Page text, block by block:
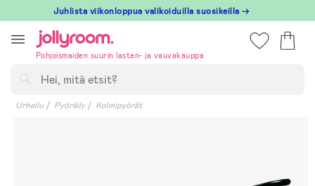
till
innehållet
Juhlista viikonloppua valikoiduilla suosikeilla →
Pohjoismaiden suurin lasten- ja vauvakauppa
Urheilu Pyöräily Kolmipyörät